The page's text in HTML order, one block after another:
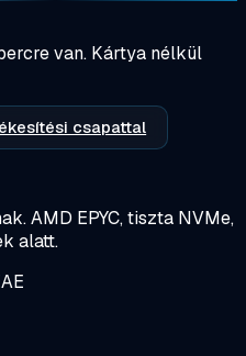
van. Kártya nélkül
csapattal
AMD EPYC, tiszta NVMe,
alatt.